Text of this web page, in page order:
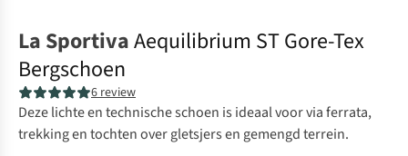
La SportivaAequilibrium ST Gore-Tex
Bergschoen
6 review
Deze lichte en technische schoen is ideaal voor via ferrata,
trekking en tochten over gletsjers en gemengd terrein.